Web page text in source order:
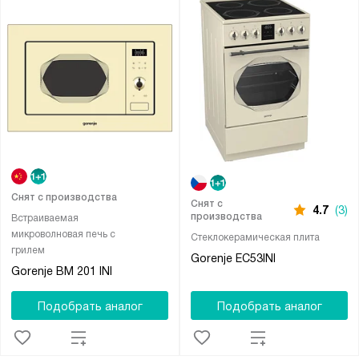
Встраиваемая
микроволновая печь с
грилем
Gorenje BM 201 INI
Снят с производства
Подобрать аналог
Стеклокерамическая плита
Gorenje EC53INI
Снят с
производства
4.7 (3)
Подобрать аналог